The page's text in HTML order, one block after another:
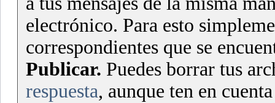
electrónico. Para esto
correspondientes que se
Publicar. Puedes borrar tus
respuesta, aunque ten en